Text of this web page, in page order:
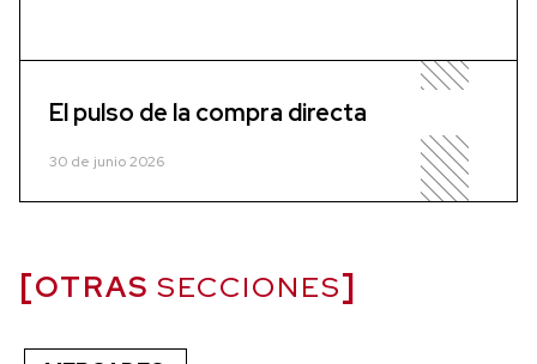
El pulso de la compra directa
30 de junio 2026
OTRAS SECCIONES